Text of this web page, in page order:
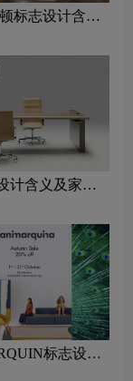
标志设计含义
计含义及家具
标志设计